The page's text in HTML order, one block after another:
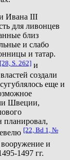
Ивана III
для ливонцев
близ
и слабо
и татар.
[28, S. 262] и
создали
еще и
Швеции,
планировал,
[22, Bd 1, №
и
1497 гг.